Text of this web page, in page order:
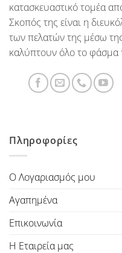
κατασκευαστικό τομέα
Σκοπός της είναι η
των πελατών της μέσω
καλύπτουν όλο το φάσμα
Πληροφορίες
Ο Λογαριασμός μου
Αγαπημένα
Επικοινωνία
Η Εταιρεία μας